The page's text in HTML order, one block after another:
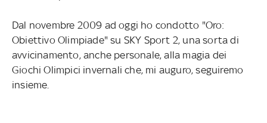
Dal novembre 2009 ad oggi ho condotto "Oro:
Obiettivo Olimpiade" su SKY Sport 2, una sorta di
avvicinamento, anche personale, alla magia dei
Giochi Olimpici invernali che, mi auguro, seguiremo
insieme.